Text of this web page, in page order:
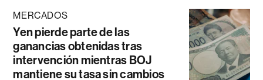
MERCADOS
Yen pierde parte de las
ganancias obtenidas tras
intervención mientras BOJ
mantiene su tasa sin cambios